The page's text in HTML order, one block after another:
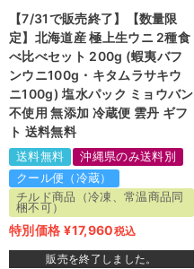
【7/31で販売終了】【数量限
定】北海道産 極上生ウニ 2種食
べ比べセット 200g (蝦夷バフ
ンウニ100g・キタムラサキウ
ニ100g) 塩水パック ミョウバン
不使用 無添加 冷蔵便 雲丹 ギフ
ト 送料無料
送料無料
沖縄県のみ送料別
クール便（冷蔵）
チルド商品（冷凍、常温商品同
梱不可）
特別価格 ¥17,960税込
販売を終了しました。